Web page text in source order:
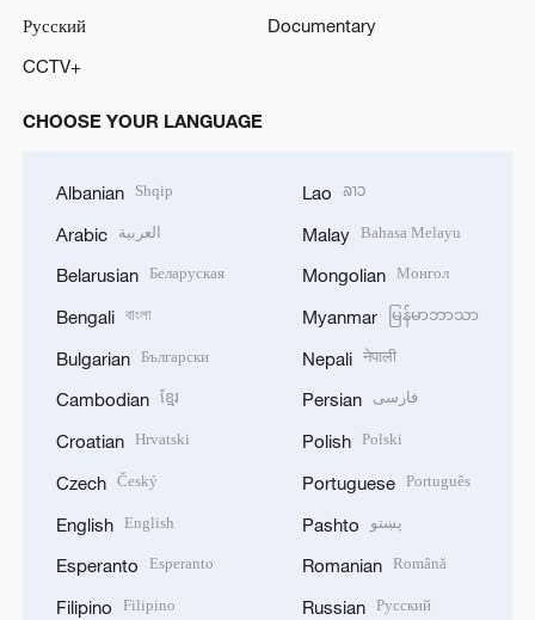
Русский
Documentary
CCTV+
CHOOSE YOUR LANGUAGE
Albanian Shqip
Arabic العربية
Belarusian Беларуская
Bengali বাংলা
Bulgarian Български
Cambodian ខ្មែរ
Croatian Hrvatski
Czech Český
English English
Esperanto Esperanto
Filipino Filipino
Lao ລາວ
Malay Bahasa Melayu
Mongolian Монгол
Myanmar မြန်မာဘာသာ
Nepali नेपाली
Persian فارسی
Polish Polski
Portuguese Português
Pashto پښتو
Romanian Română
Russian Русский